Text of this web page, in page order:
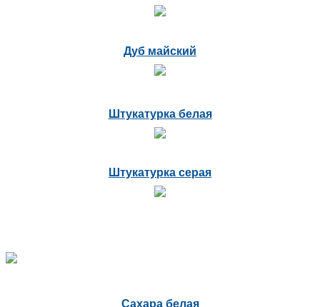
Дуб майский
Штукатурка белая
Штукатурка серая
Сахара белая